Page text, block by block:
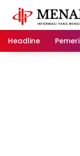
konten
Headline